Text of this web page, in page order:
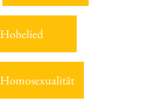
Hohelied
Homosexualität